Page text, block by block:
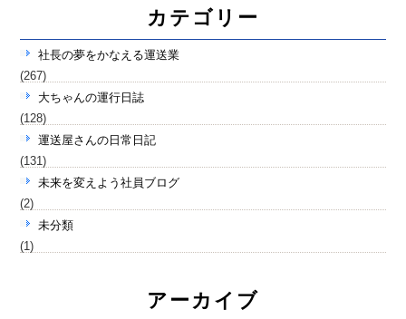
カテゴリー
社長の夢をかなえる運送業
(267)
大ちゃんの運行日誌
(128)
運送屋さんの日常日記
(131)
未来を変えよう社員ブログ
(2)
未分類
(1)
アーカイブ